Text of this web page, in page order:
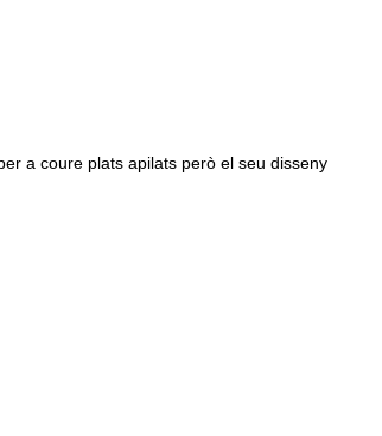
a coure plats apilats però el seu disseny